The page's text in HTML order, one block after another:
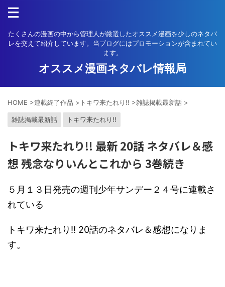
たくさんの漫画の中から管理人が厳選したオススメ漫画を少しのネタバ
レを交えて紹介しています。当ブログにはプロモーションが含まれてい
ます。
オススメ漫画ネタバレ情報局
HOME >連載終了作品 > トキワ来たれり!! >雑誌掲載最新話 >
雑誌掲載最新話 トキワ来たれり!!
トキワ来たれり!! 最新 20話 ネタバレ＆感
想 残念なりいんとこれから 3巻続き
５月１３日発売の週刊少年サンデー２４号に連載さ
れている
トキワ来たれり!! 20話のネタバレ＆感想になりま
す。